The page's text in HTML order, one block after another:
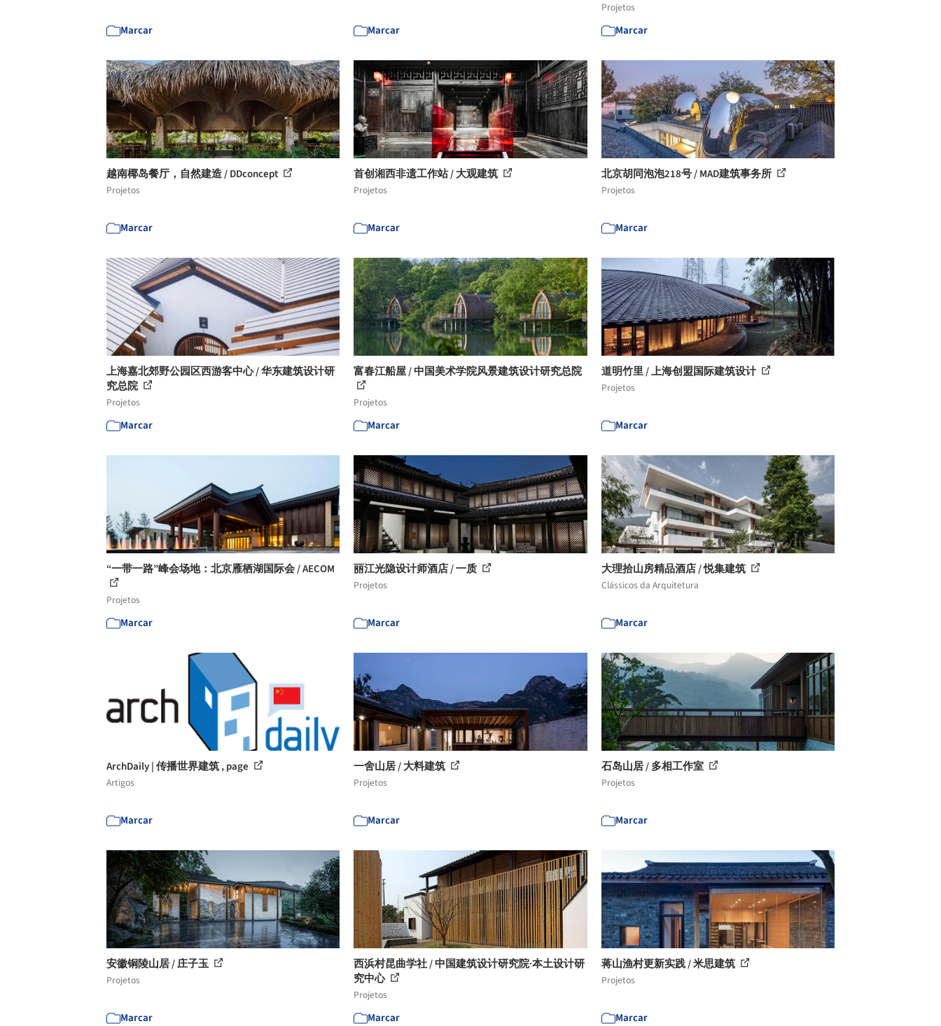
Marcar Marcar
Projetos
Marcar
越南椰岛餐厅，自然建造 / DDconcept
Projetos
Marcar
首创湘西非遗工作站 / 大观建筑
Projetos
Marcar
北京胡同泡泡218号 / MAD建筑事务所
Projetos
Marcar
上海嘉北郊野公园区西游客中心 / 华东建筑设计研
究总院
Projetos
Marcar
富春江船屋 / 中国美术学院风景建筑设计研究总院
Projetos
Marcar
道明竹里 / 上海创盟国际建筑设计
Projetos
Marcar
“一带一路”峰会场地：北京雁栖湖国际会 / AECOM
Projetos
Marcar
丽江光隐设计师酒店 / 一质
Projetos
Marcar
大理拾山房精品酒店 / 悦集建筑
Clássicos da Arquitetura
Marcar
ArchDaily | 传播世界建筑 , page
Artigos
Marcar
一舍山居 / 大料建筑
Projetos
Marcar
石岛山居 / 多相工作室
Projetos
Marcar
安徽铜陵山居 / 庄子玉
Projetos
Marcar
西浜村昆曲学社 / 中国建筑设计研究院·本土设计研
究中心
Projetos
Marcar
蒋山渔村更新实践 / 米思建筑
Projetos
Marcar